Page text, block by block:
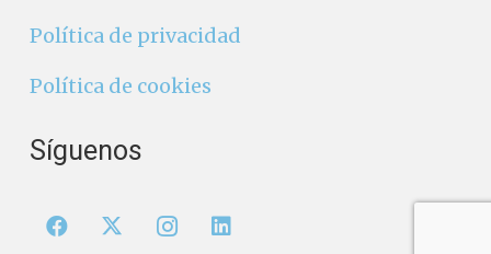
Política de privacidad
Política de cookies
Síguenos